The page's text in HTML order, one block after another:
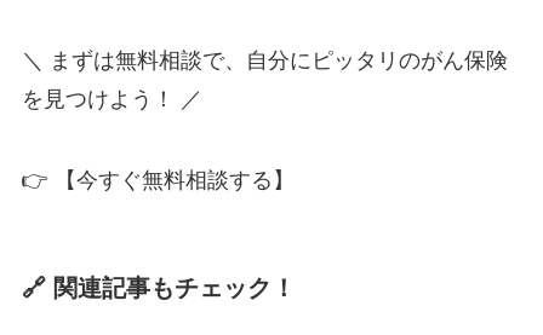
＼ まずは無料相談で、自分にピッタリのがん保険
を見つけよう！ ／
👉 【今すぐ無料相談する】
🔗 関連記事もチェック！